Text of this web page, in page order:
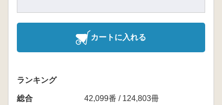
カートに入れる
ランキング
総合
42,099番 / 124,803冊